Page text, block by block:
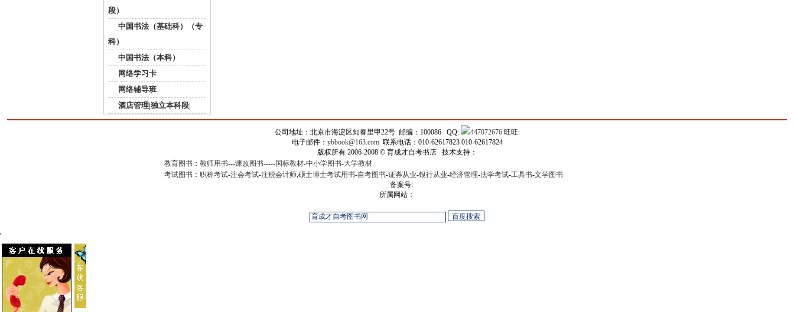
段）
中国书法（基础科）（专
科）
中国书法（本科）
网络学习卡
网络辅导班
酒店管理|独立本科段|
公司地址：北京市海淀区知春里甲22号 邮编：100086 QQ: 447072676旺旺:
电子邮件： ybbook@163.com 联系电话：010-62617823 010-62617824
版权所有 2006-2008 © 育成才自考书店 技术支持：
教育图书 ： 教师用书---课改图书-----国标教材-中小学图书-大学教材
考试图书 ： 职称考试-注会考试-注税会计师,硕士博士考试用书-自考图书-证券从业-银行从业-经济管理-法学考试-工具书-文学图书
备案号:
所属网站：
'